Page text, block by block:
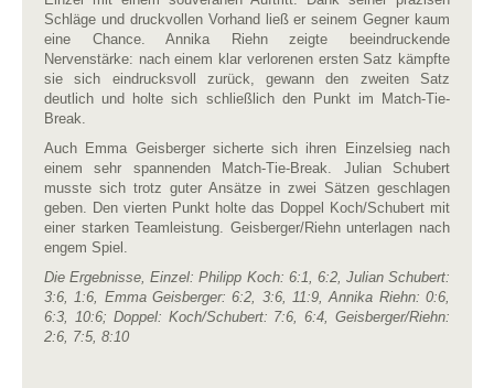
Schläge und druckvollen Vorhand ließ er seinem Gegner kaum
eine Chance. Annika Riehn zeigte beeindruckende
Nervenstärke: nach einem klar verlorenen ersten Satz kämpfte
sie sich eindrucksvoll zurück, gewann den zweiten Satz
deutlich und holte sich schließlich den Punkt im Match-Tie-
Break.
Auch Emma Geisberger sicherte sich ihren Einzelsieg nach
einem sehr spannenden Match-Tie-Break. Julian Schubert
musste sich trotz guter Ansätze in zwei Sätzen geschlagen
geben. Den vierten Punkt holte das Doppel Koch/Schubert mit
einer starken Teamleistung. Geisberger/Riehn unterlagen nach
engem Spiel.
Die Ergebnisse, Einzel: Philipp Koch: 6:1, 6:2, Julian Schubert:
3:6, 1:6, Emma Geisberger: 6:2, 3:6, 11:9, Annika Riehn: 0:6,
6:3, 10:6; Doppel: Koch/Schubert: 7:6, 6:4, Geisberger/Riehn:
2:6, 7:5, 8:10